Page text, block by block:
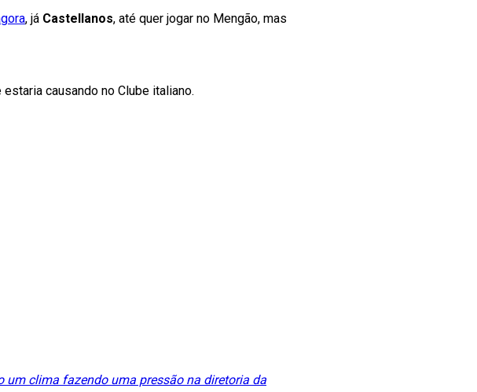
, já Castellanos, até quer jogar no Mengão, mas
causando no Clube italiano.
um clima fazendo uma pressão na diretoria da